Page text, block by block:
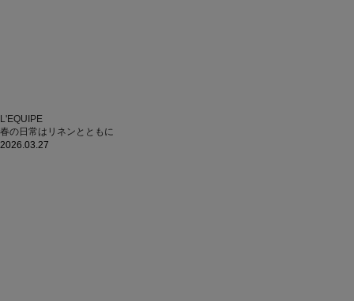
L'EQUIPE
春の日常はリネンとともに
2026.03.27